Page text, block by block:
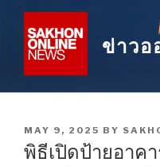
content
ข่าวอ
POSTED
ON
MAY 9, 2025 BY
พิธีเปิดป้ายอาคา